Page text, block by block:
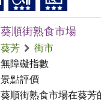
葵順街熟食市場
葵芳
街市
無障礙指數
景點評價
葵順街熟食市場在葵芳